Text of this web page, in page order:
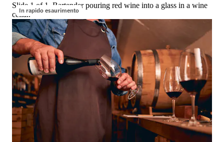
In rapido esaurimento
Slide 1 of 1, Bartender pouring red wine into a glass in a wine
cellar.